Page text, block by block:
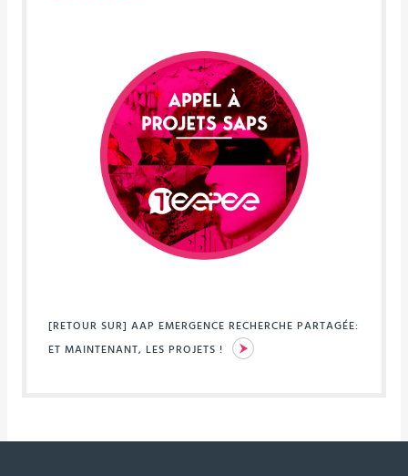
[RETOUR SUR] AAP EMERGENCE RECHERCHE PARTAGÉE:
ET MAINTENANT, LES PROJETS !